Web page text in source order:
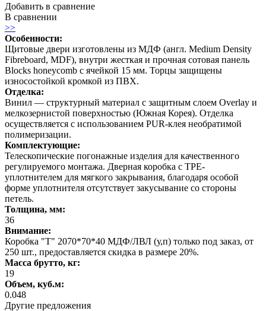
Добавить в сравнение
В сравнении
>>
Особенности:
Щитовые двери изготовлены из МДФ (англ. Medium Density
Fibreboard, MDF), внутри жесткая и прочная сотовая панель
Blocks honeycomb с ячейкой 15 мм. Торцы защищены
износостойкой кромкой из ПВХ.
Отделка:
Винил — структурный материал с защитным слоем Overlay и
мелкозернистой поверхностью (Южная Корея). Отделка
осуществляется с использованием PUR-клея необратимой
полимеризации.
Комплектующие:
Телескопические погонажные изделия для качественного
регулируемого монтажа. Дверная коробка с TPE-
уплотнителем для мягкого закрывания, благодаря особой
форме уплотнителя отсутствует закусывание со стороны
петель.
Толщина, мм:
36
Внимание:
Коробка "Т" 2070*70*40 МДФ/ЛВЛ (у,п) только под заказ, от
250 шт., предоставляется скидка в размере 20%.
Масса брутто, кг:
19
Объем, куб.м:
0.048
Другие предложения